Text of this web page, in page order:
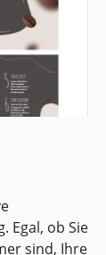
Egal, ob Sie
sind, Ihre